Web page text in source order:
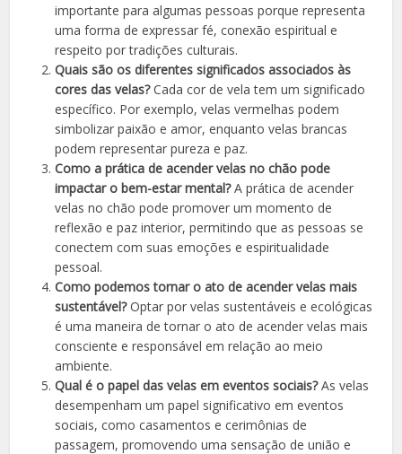
importante para algumas pessoas porque representa
uma forma de expressar fé, conexão espiritual e
respeito por tradições culturais.
Quais são os diferentes significados associados às
cores das velas?Cada cor de vela tem um significado
específico. Por exemplo, velas vermelhas podem
simbolizar paixão e amor, enquanto velas brancas
podem representar pureza e paz.
Como a prática de acender velas no chão pode
impactar o bem-estar mental?A prática de acender
velas no chão pode promover um momento de
reflexão e paz interior, permitindo que as pessoas se
conectem com suas emoções e espiritualidade
pessoal.
Como podemos tornar o ato de acender velas mais
sustentável?Optar por velas sustentáveis e ecológicas
é uma maneira de tornar o ato de acender velas mais
consciente e responsável em relação ao meio
ambiente.
Qual é o papel das velas em eventos sociais?As velas
desempenham um papel significativo em eventos
sociais, como casamentos e cerimônias de
passagem, promovendo uma sensação de união e